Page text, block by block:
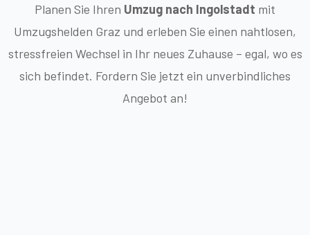
Planen Sie Ihren Umzug nach Ingolstadt mit
Umzugshelden Graz und erleben Sie einen nahtlosen,
stressfreien Wechsel in Ihr neues Zuhause – egal, wo es
sich befindet. Fordern Sie jetzt ein unverbindliches
Angebot an!